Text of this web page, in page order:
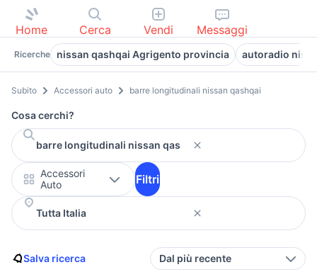
Home Cerca Vendi Messaggi
Ricerche nissan qashqai Agrigento provincia autoradio
Subito Accessori auto barre longitudinali nissan qashqai
Cosa cerchi?
Accessori
Auto
Filtri
Salva ricerca Dal più recente